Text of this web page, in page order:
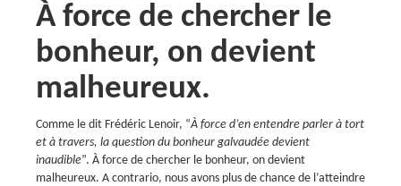
À force de chercher le
bonheur, on devient
malheureux.
Comme le dit Frédéric Lenoir, “À force d’en entendre parler à tort
et à travers, la question du bonheur galvaudée devient
inaudible”. À force de chercher le bonheur, on devient
malheureux. A contrario, nous avons plus de chance de l’atteindre